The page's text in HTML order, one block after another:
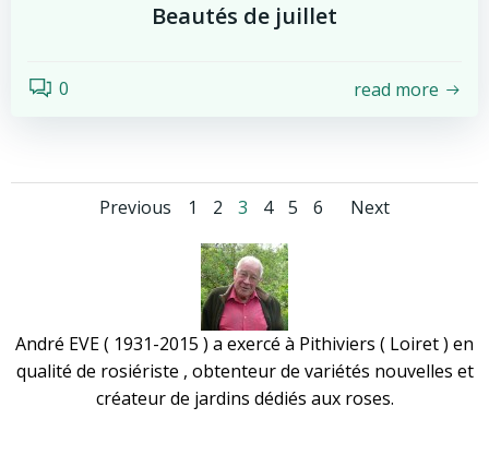
Beautés de juillet
0 read more
Posts
navigation
Previous
Posts
navigation
Page
1 Page
2 Page
3 Page
4 Page
5 Page
6
Posts
Next
André EVE ( 1931-2015 ) a exercé à Pithiviers ( Loiret ) en
qualité de rosiériste , obtenteur de variétés nouvelles et
créateur de jardins dédiés aux roses.